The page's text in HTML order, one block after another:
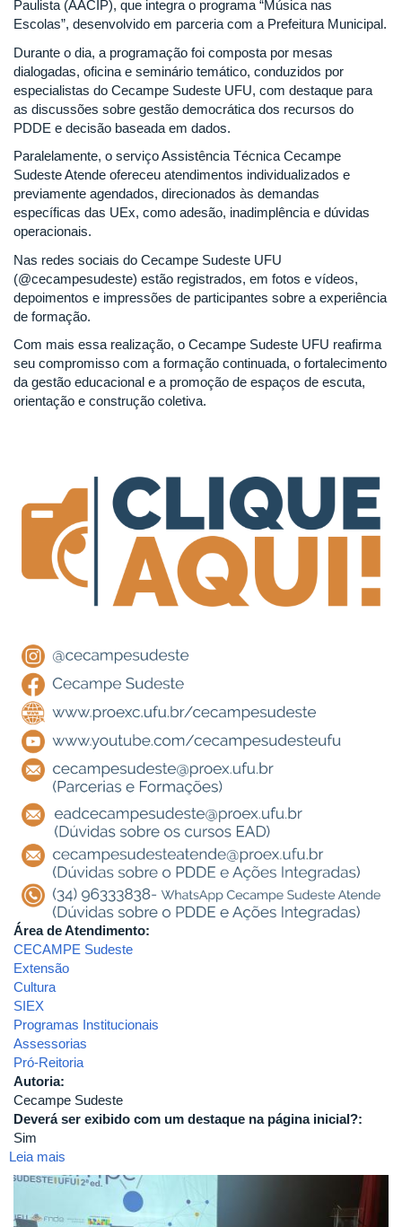
Paulista (AACIP), que integra o programa “Música nas
Escolas”, desenvolvido em parceria com a Prefeitura Municipal.
Durante o dia, a programação foi composta por mesas
dialogadas, oficina e seminário temático, conduzidos por
especialistas do Cecampe Sudeste UFU, com destaque para
as discussões sobre gestão democrática dos recursos do
PDDE e decisão baseada em dados.
Paralelamente, o serviço Assistência Técnica Cecampe
Sudeste Atende ofereceu atendimentos individualizados e
previamente agendados, direcionados às demandas
específicas das UEx, como adesão, inadimplência e dúvidas
operacionais.
Nas redes sociais do Cecampe Sudeste UFU
(@cecampesudeste) estão registrados, em fotos e vídeos,
depoimentos e impressões de participantes sobre a experiência
de formação.
Com mais essa realização, o Cecampe Sudeste UFU reafirma
seu compromisso com a formação continuada, o fortalecimento
da gestão educacional e a promoção de espaços de escuta,
orientação e construção coletiva.
Área de Atendimento:
CECAMPE Sudeste
Extensão
Cultura
SIEX
Programas Institucionais
Assessorias
Pró-Reitoria
Autoria:
Cecampe Sudeste
Deverá ser exibido com um destaque na página inicial?:
Sim
Leia mais
Formação
Caminhos
Compartilhantes